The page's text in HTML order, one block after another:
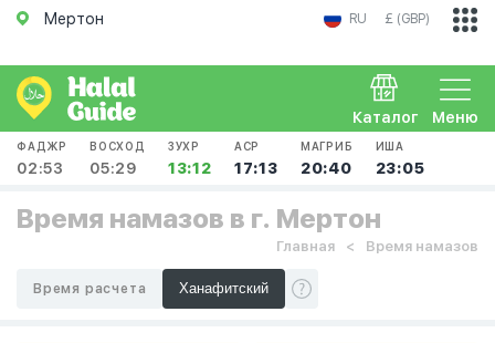
Мертон RU £ (GBP)
Меню
Каталог
ФАДЖР
02:53
ВОСХОД
05:29
ЗУХР
13:12
АСР
17:13
МАГРИБ
20:40
ИША
23:05
Время намазов в г. Мертон
Главная Время намазов
Время расчета